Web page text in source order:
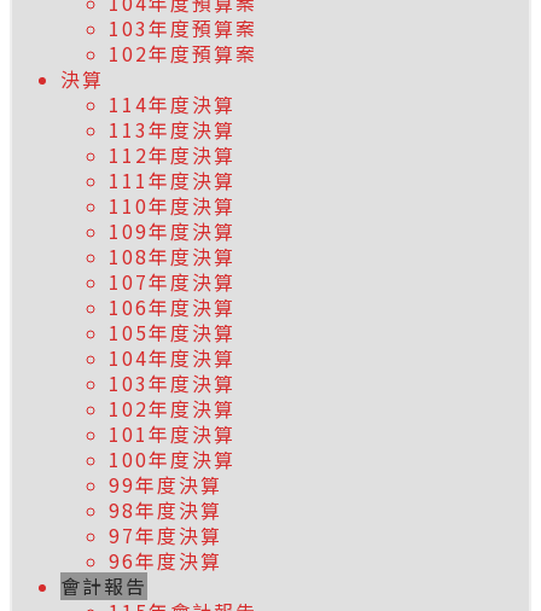
103年度預算案
102年度預算案
決算
114年度決算
113年度決算
112年度決算
111年度決算
110年度決算
109年度決算
108年度決算
107年度決算
106年度決算
105年度決算
104年度決算
103年度決算
102年度決算
101年度決算
100年度決算
99年度決算
98年度決算
97年度決算
96年度決算
會計報告